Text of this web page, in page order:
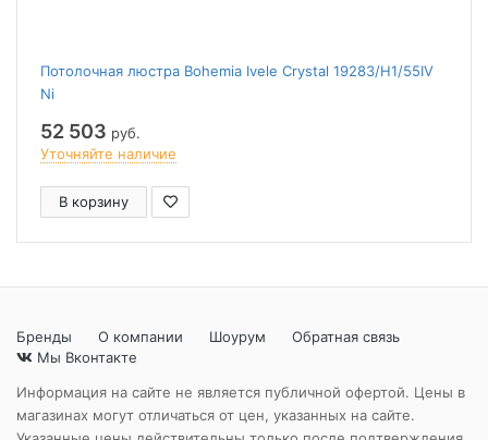
Потолочная люстра Bohemia Ivele Crystal 19283/H1/55IV
Ni
52 503 руб.
Уточняйте наличие
В корзину
Бренды О компании Шоурум
Обратная связь
Мы Вконтакте
Информация на сайте не является публичной офертой. Цены в
магазинах могут отличаться от цен, указанных на сайте.